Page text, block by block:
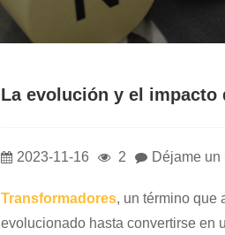
La evolución y el impacto
2023-11-16 2 Déjame un
Transformadores, un término que
evolucionado hasta convertirse en